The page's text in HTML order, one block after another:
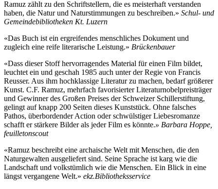
Ramuz zählt zu den Schriftstellern, die es meisterhaft verstanden
haben, die Natur und Naturstimmungen zu beschreiben.» Schul- und
Gemeindebibliotheken Kt. Luzern
«Das Buch ist ein ergreifendes menschliches Dokument und
zugleich eine reife literarische Leistung.» Brückenbauer
«Dass dieser Stoff hervorragendes Material für einen Film bildet,
leuchtet ein und geschah 1985 auch unter der Regie von Francis
Reusser. Aus ihm hochklassige Literatur zu machen, bedarf größerer
Kunst. C.F. Ramuz, mehrfach favorisierter Literaturnobelpreisträger
und Gewinner des Großen Preises der Schweizer Schillerstiftung,
gelingt auf knapp 200 Seiten dieses Kunststück. Ohne falsches
Pathos, überbordender Action oder schwülstiger Liebesromanze
schafft er stärkere Bilder als jeder Film es könnte.» Barbara Hoppe,
feuilletonscout
«Ramuz beschreibt eine archaische Welt mit Menschen, die den
Naturgewalten ausgeliefert sind. Seine Sprache ist karg wie die
Landschaft und volkstümlich wie die Menschen. Ein Blick in eine
längst vergangene Welt.» ekz.Bibliotheksservice